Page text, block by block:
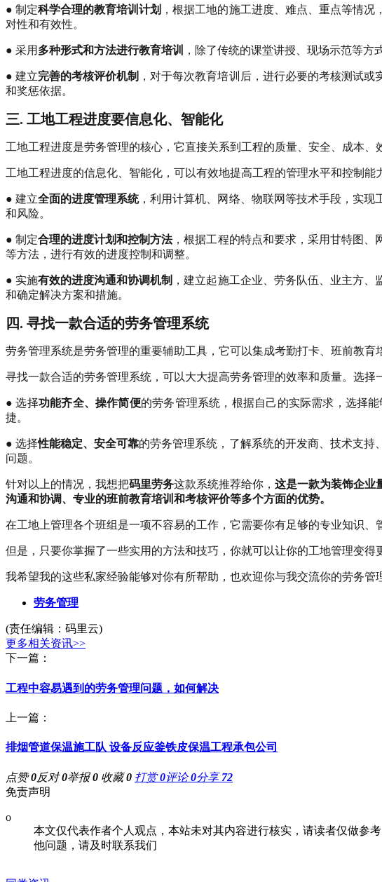
● 制定科学合理的教育培训计划 ，根据工地的施工进度、难点、重点等情
对性和有效性。
● 采用 多种形式和方法进行教育培训 ，除了传统的课堂讲授、现场示范等
● 建立完善的考核评价机制 ，对于每次教育培训后，进行必要的考核测试
和奖惩依据。
三. 工地工程进度要信息化、智能化
工地工程进度是劳务管理的核心，它直接关系到工程的质量、安全、成本、
工地工程进度的信息化、智能化，可以有效地提高工程的管理水平和控制
● 建立全面的进度管理系统，利用计算机、网络、物联网等技术手段，实
和风险。
● 制定合理的进度计划和控制方法，根据工程的特点和要求，采用甘特图、
等方法，进行有效的进度控制和调整。
● 实施有效的进度沟通和协调机制 ，建立起施工企业、劳务队伍、业主方
和确定解决方案和措施。
四. 寻找一款合适的劳务管理系统
劳务管理系统是劳务管理的重要辅助工具，它可以集成考勤打卡、班前教
寻找一款合适的劳务管理系统，可以大大提高劳务管理的效率和质量。选择
● 选择功能齐全、操作简便的劳务管理系统，根据自己的实际需求，选择
捷。
● 选择性能稳定、安全可靠的劳务管理系统，了解系统的开发商、技术支
问题。
针对以上的情况，我想把码里劳务这款系统推荐给你， 这是一款为装饰企业
沟通和协调、专业的班前教育培训和考核评价等多个方面的优势。
在工地上管理各个班组是一项不容易的工作，它需要你有足够的专业知识、
但是，只要你掌握了一些实用的方法和技巧，你就可以让你的工地管理变得
我希望我的这些私家经验能够对你有所帮助，也欢迎你与我交流你的劳务管
劳务管理
(责任编辑：码里云)
更多相关资讯>>
下一篇：
工程中容易遇到的劳务管理问题，如何解决
上一篇：
排烟管道保温施工队 设备反应釜铁皮保温工程承包公司
点赞0反对0举报0 收藏0 打赏0评论0分享72
免责声明
o
本文仅代表作者个人观点，本站未对其内容进行核实，请读者仅做参
他问题，请及时联系我们